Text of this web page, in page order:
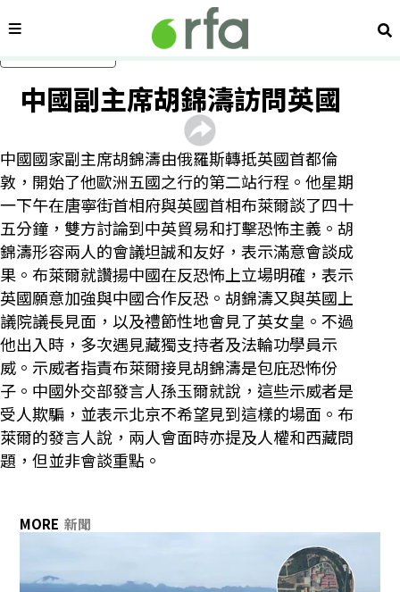
內容分類 搜
中國副主席胡錦濤訪問英國
中國國家副主席胡錦濤由俄羅斯轉抵英國首都倫
敦，開始了他歐洲五國之行的第二站行程。他星期
一下午在唐寧街首相府與英國首相布萊爾談了四十
五分鐘，雙方討論到中英貿易和打擊恐怖主義。胡
錦濤形容兩人的會議坦誠和友好，表示滿意會談成
果。布萊爾就讚揚中國在反恐怖上立場明確，表示
英國願意加強與中國合作反恐。胡錦濤又與英國上
議院議長見面，以及禮節性地會見了英女皇。不過
他出入時，多次遇見藏獨支持者及法輪功學員示
威。示威者指責布萊爾接見胡錦濤是包庇恐怖份
子。中國外交部發言人孫玉爾就說，這些示威者是
受人欺騙，並表示北京不希望見到這樣的場面。布
萊爾的發言人說，兩人會面時亦提及人權和西藏問
題，但並非會談重點。
MORE 新聞